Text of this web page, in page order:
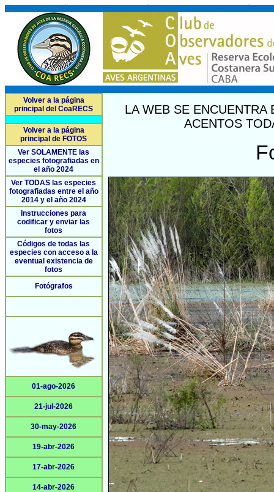
Volver a la página
principal del CoaRECS
Volver a la página
principal de FOTOS
Ver SOLAMENTE las
especies fotografiadas en
el año 2024
Ver TODAS las especies
fotografiadas entre el año
2014 y el año 2024
Instrucciones para
codificar y enviar las
fotos
Códigos de todas las
especies con acceso a la
eventual existencia de
fotos
Fotógrafos
01-ago-2026
21-jul-2026
30-may-2026
19-abr-2026
17-abr-2026
14-abr-2026
LA WEB SE
ACENTOS